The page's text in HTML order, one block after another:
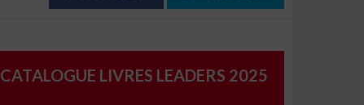
CATALOGUE LIVRES LEADERS 2025